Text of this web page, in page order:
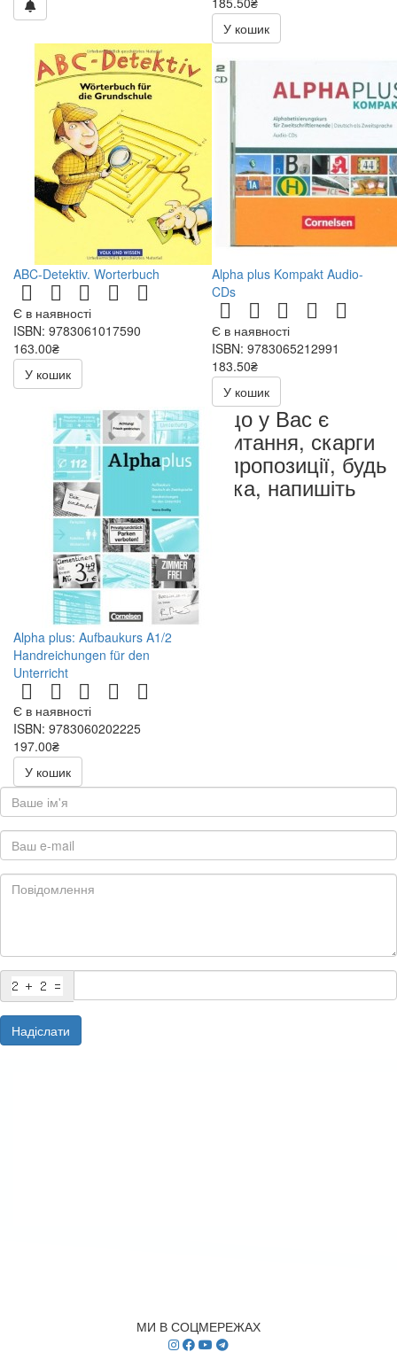
371.00₴
У кошик
ABC-Detektiv. Worterbuch
Є в наявності
ISBN: 9783061017590
163.00₴
326.00₴
У кошик
Alpha plus Kompakt Audio-
CDs
Є в наявності
ISBN: 9783065212991
183.50₴
367.00₴
У кошик
Alpha plus: Aufbaukurs A1/2
Handreichungen für den
Unterricht
Є в наявності
ISBN: 9783060202225
197.00₴
394.00₴
У кошик
Якщо у Вас є
запитання, скарги
чи пропозиції, будь
ласка, напишіть
нам
Надіслати
МИ В СОЦМЕРЕЖАХ